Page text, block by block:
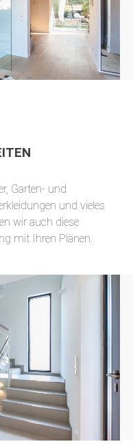
Garten- und
und vieles
wir auch diese
mit Ihren Plänen.